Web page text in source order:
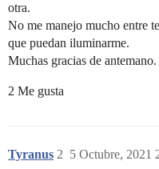
otra.
No me manejo mucho entre
que puedan iluminarme.
Muchas gracias de antemano.
2 Me gusta
Tyranus 5 Octubre, 2021
2